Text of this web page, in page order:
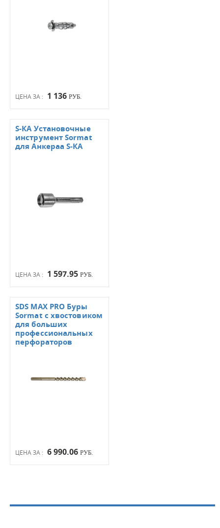
ЦЕНА ЗА : 1 136 РУБ.
ЦЕНА ЗА : 1 597.95 РУБ.
S-КА Установочные
инструмент Sormat
для Анкераа S-КА
ЦЕНА ЗА : 6 990.06 РУБ.
SDS МАХ PRO Буры
Sormat с хвостовиком
для больших
профессиональных
перфораторов